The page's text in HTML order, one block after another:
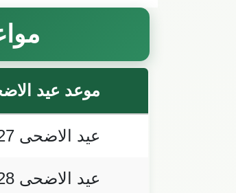
موعد عيد
عيد الاضحى 2027
عيد الاضحى 2028